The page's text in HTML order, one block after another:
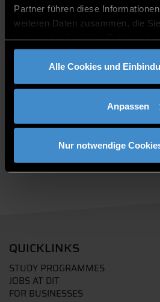
Partner führen diese
weiteren Daten zusammen, die
gesammelt haben.
Alle Cookies und
Anpassen
Nur notwendige
PUBLICATIONS
QUICKLINKS
STUDY PROGRAMMES
JOBS AT DIT
FOR BUSINESSES